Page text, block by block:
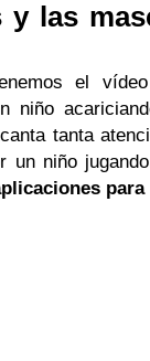
y las
el
niño
tanta
un niño